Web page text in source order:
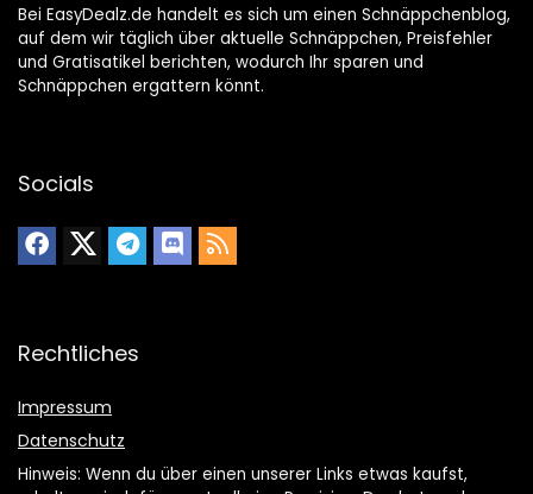
Bei EasyDealz.de handelt es sich um einen Schnäppchenblog,
auf dem wir täglich über aktuelle Schnäppchen, Preisfehler
und Gratisatikel berichten, wodurch Ihr sparen und
Schnäppchen ergattern könnt.
Socials
Rechtliches
Impressum
Datenschutz
Hinweis: Wenn du über einen unserer Links etwas kaufst,